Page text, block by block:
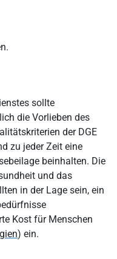
sollte
die Vorlieben des
der DGE
zu jeder Zeit eine
beinhalten. Die
und das
in der Lage sein, ein
Kost für Menschen
) ein.